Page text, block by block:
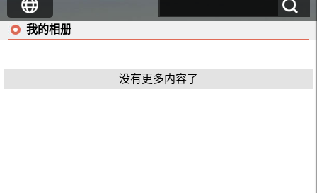
我的相册
没有更多内容了